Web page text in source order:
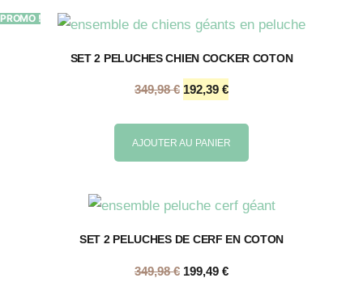
PROMO !
SET 2 PELUCHES CHIEN COCKER COTON
349,98€ Le
192,39 €Le
AJOUTER AU PANIER
SET 2 PELUCHES DE CERF EN COTON
349,98€ 199,49 €